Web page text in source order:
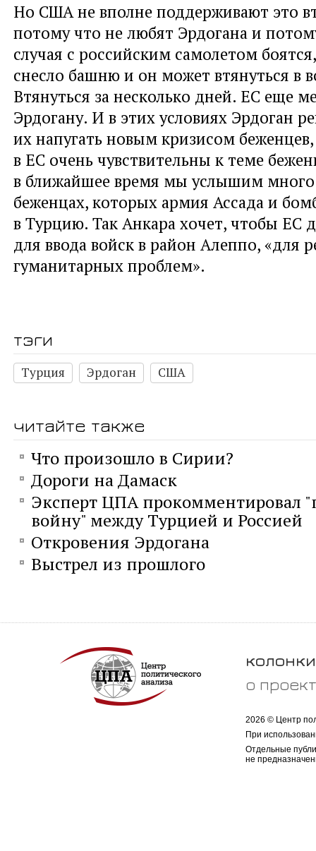
Но США не вполне поддерживают это
потому что не любят Эрдогана и
случая с российским самолетом
снесло башню и он может втянуться в
Втянуться за несколько дней. ЕС еще
Эрдогану. И в этих условиях Эрдоган
их напугать новым кризисом беженцев,
в ЕС очень чувствительны к теме
в ближайшее время мы услышим
беженцах, которых армия Ассада и
в Турцию. Так Анкара хочет, чтобы ЕС
для ввода войск в район Алеппо, «для
гуманитарных проблем».
тэги
Турция Эрдоган США
читайте также
Что произошло в Сирии?
Дороги на Дамаск
Эксперт ЦПА прокомментировал
войну" между Турцией и Россией
Откровения Эрдогана
Выстрел из прошлого
колонки
о
2026 © Центр
При
Отдельные
не